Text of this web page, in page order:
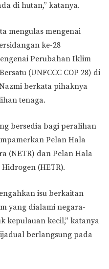
di hutan,” katanya.
mengulas mengenai
ke-28
Perubahan Iklim
(UNFCCC COP 28) di
berkata pihaknya
tenaga.
bersedia bagi peralihan
Pelan Hala
(NETR) dan Pelan Hala
(HETR).
isu berkaitan
yang dialami negara-
kepulauan kecil,” katanya
berlangsung pada